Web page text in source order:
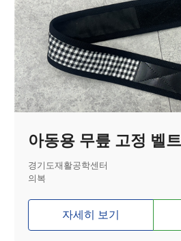
아동용 무릎 고정 벨트
경기도재활공학센터
의복
자세히 보기